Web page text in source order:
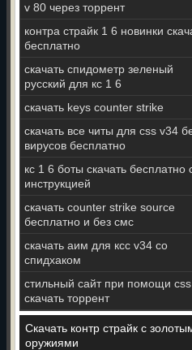
v 80 через торрент
контра страйк 1 6 новинки
бесплатно
скачать спидометр зеленый
русский для кс 1 6
скачать keys counter strike
скачать все читы для css v34
вирусов бесплатно
кс 1 6 боты скачать бесплатно
инструкцией
скачать counter strike source
бесплатно и без смс
скачать аим для ксс v34 со
спидхаком
стильный сайт при помощи css
скачать торрент
Скачать контр страйк с
оружиями